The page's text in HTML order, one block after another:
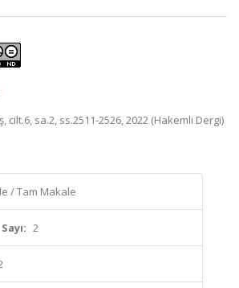
cilt.6, sa.2, ss.2511-2526, 2022 (Hakemli Dergi)
/ Tam Makale
Sayı: 2